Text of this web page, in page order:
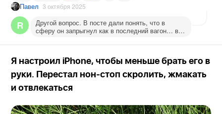
Павел 3 октября 2025
R
Другой вопрос. В посте дали понять, что в
сферу он запрыгнул как в последний вагон… вот
нереально попасть. Потенциальных конкурентов
Я настроил iPhone, чтобы меньше брать его в
руки. Перестал нон-стоп скролить, жмакать
и отвлекаться